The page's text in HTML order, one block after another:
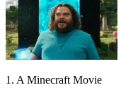
1. A Minecraft Movie